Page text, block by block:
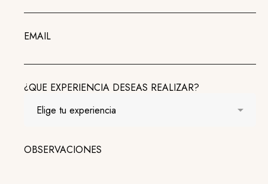
EMAIL
¿QUE EXPERIENCIA DESEAS REALIZAR?
OBSERVACIONES